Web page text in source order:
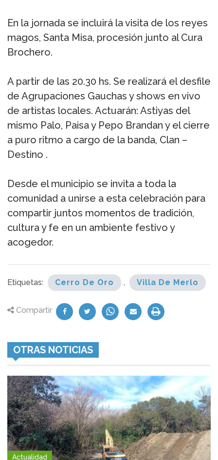
En la jornada se incluirá la visita de los reyes
magos, Santa Misa, procesión junto al Cura
Brochero.
A partir de las 20.30 hs. Se realizará el desfile
de Agrupaciones Gauchas y shows en vivo
de artistas locales. Actuarán: Astiyas del
mismo Palo, Paisa y Pepo Brandan y el cierre
a puro ritmo a cargo de la banda, Clan –
Destino .
Desde el municipio se invita a toda la
comunidad a unirse a esta celebración para
compartir juntos momentos de tradición,
cultura y fe en un ambiente festivo y
acogedor.
Etiquetas: Cerro De Oro , Villa De Merlo
Compartir
OTRAS NOTICIAS
Actualidad